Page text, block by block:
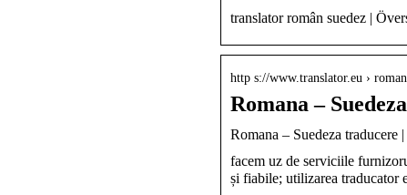
translator român suedez |
http s://www.translator.eu ›
Romana –
Romana – Suedeza
facem uz de serviciile
și fiabile; utilizarea traducator